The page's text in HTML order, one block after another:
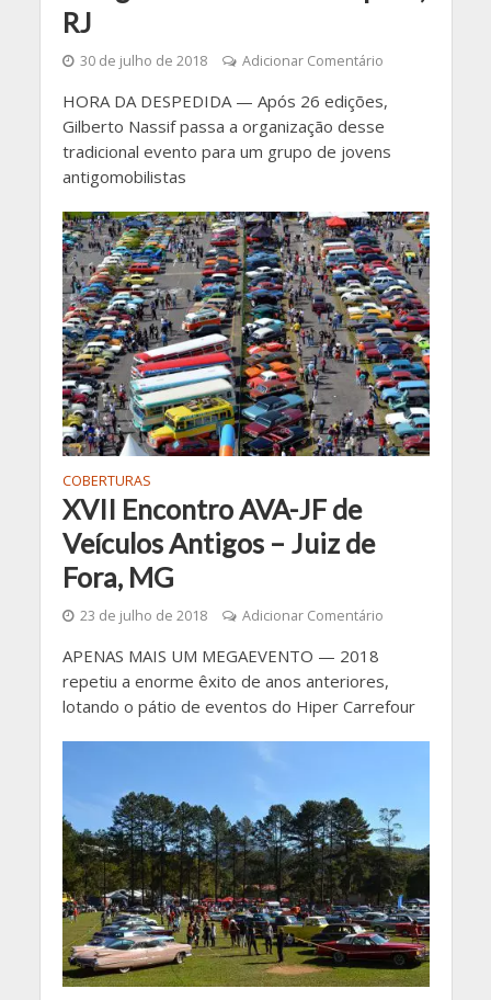
RJ
30 de julho de 2018 Adicionar Comentário
HORA DA DESPEDIDA — Após 26 edições,
Gilberto Nassif passa a organização desse
tradicional evento para um grupo de jovens
antigomobilistas
COBERTURAS
XVII Encontro AVA-JF de
Veículos Antigos – Juiz de
Fora, MG
23 de julho de 2018 Adicionar Comentário
APENAS MAIS UM MEGAEVENTO — 2018
repetiu a enorme êxito de anos anteriores,
lotando o pátio de eventos do Hiper Carrefour